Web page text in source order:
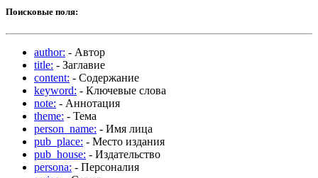
Поисковые поля:
author: - Автор
title: - Заглавие
content: - Содержание
keyword: - Ключевые слова
note: - Аннотация
theme: - Тема
person_name: - Имя лица
pub_place: - Место издания
pub_house: - Издательство
persona: - Персоналия